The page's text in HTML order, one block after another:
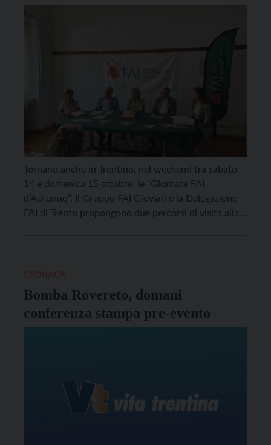
appuntamenti
Tornano anche in Trentino, nel weekend tra sabato
14 e domenica 15 ottobre, le “Giornate FAI
d’Autunno”. Il Gruppo FAI Giovani e la Delegazione
FAI di Trento propongono due percorsi di visita alla
Bomba Rovereto, domani
conferenza stampa pre-evento